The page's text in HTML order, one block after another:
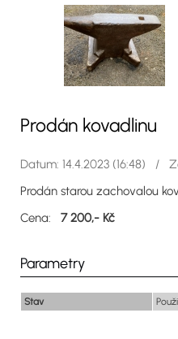
Prodán kovadlinu
Datum: 14.4.2023 (16:48) /
Prodán starou zachovalou
Cena: 7 200,- Kč
Parametry
Stav